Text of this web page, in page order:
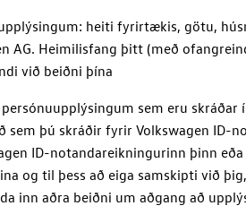
heiti fyrirtækis, götu,
AG. Heimilisfang þitt (með
við beiðni þína
sem eru skráðar
sem þú skráðir fyrir Volkswagen ID-
ID-notandareikningurinn þinn
og til þess að eiga samskipti við
inn aðra beiðni um aðgang að